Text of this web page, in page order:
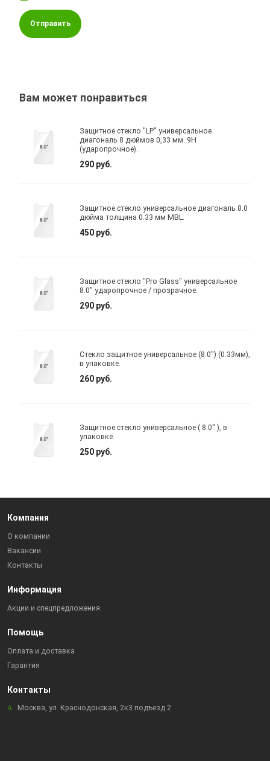
Отправить
Вам может понравиться
Защитное стекло "LP" универсальное
диагональ 8 дюймов 0,33 мм. 9H
(ударопрочное).
290 руб.
Защитное стекло универсальное диагональ 8.0
дюйма толщина 0.33 мм MBL.
450 руб.
Защитное стекло "Pro Glass" универсальное
8.0" ударопрочное / прозрачное.
290 руб.
Стекло защитное универсальное (8.0") (0.33мм),
в упаковке.
260 руб.
Защитное стекло универсальное ( 8.0" ), в
упаковке.
250 руб.
Компания
О компании
Вакансии
Контакты
Информация
Акции и спецпредложения
Помощь
Оплата и доставка
Гарантия
Контакты
Москва, ул. Краснодонская, 2к3 подъезд 2